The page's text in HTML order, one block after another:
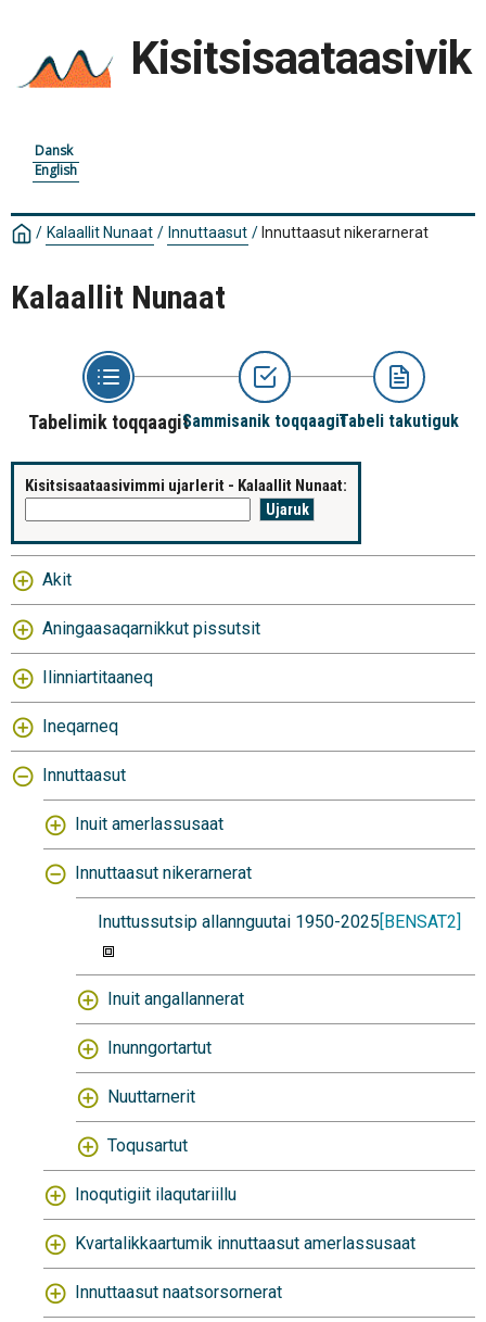
Kisitsisaataasivik
Dansk
English
/ Kalaallit Nunaat / Innuttaasut / Innuttaasut nikerarnerat
Kalaallit Nunaat
Tabelimik toqqaagitSammisanik toqqaagitTabeli takutiguk
Kisitsisaataasivimmi ujarlerit - Kalaallit Nunaat:
Akit
Aningaasaqarnikkut pissutsit
Ilinniartitaaneq
Ineqarneq
Innuttaasut
Inuit amerlassusaat
Innuttaasut nikerarnerat
Inuttussutsip allannguutai 1950-2025[BENSAT2]
Inuit angallannerat
Inunngortartut
Nuuttarnerit
Toqusartut
Inoqutigiit ilaqutariillu
Kvartalikkaartumik innuttaasut amerlassusaat
Innuttaasut naatsorsornerat